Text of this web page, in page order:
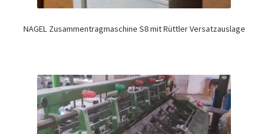
NAGEL Zusammentragmaschine S8 mit Rüttler Versatzauslage